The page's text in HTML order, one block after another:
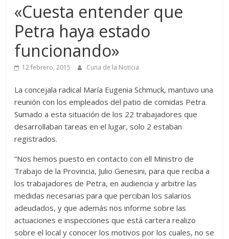
«Cuesta entender que
Petra haya estado
funcionando»
12 febrero, 2015 Cuna de la Noticia
La concejala radical María Eugenia Schmuck, mantuvo una
reunión con los empleados del patio de comidas Petra.
Sumado a esta situación de los 22 trabajadores que
desarrollaban tareas en el lugar, solo 2 estaban
registrados.
“Nos hemos puesto en contacto con ell Ministro de
Trabajo de la Provincia, Julio Genesini, para que reciba a
los trabajadores de Petra, en audiencia y arbitre las
medidas necesarias para que perciban los salarios
adeudados, y que además nos informe sobre las
actuaciones e inspecciones que está cartera realizo
sobre el local y conocer los motivos por los cuales, no se